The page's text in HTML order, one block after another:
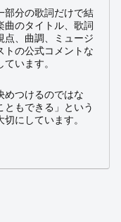
部分の歌詞だけで結
曲のタイトル、歌詞
点、曲調、ミュージ
トの公式コメントな
います。
めつけるのではな
ともできる」という
にしています。